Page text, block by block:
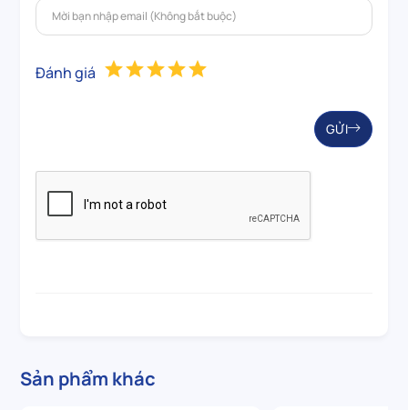
Đánh giá
GỬI
Sản phẩm khác